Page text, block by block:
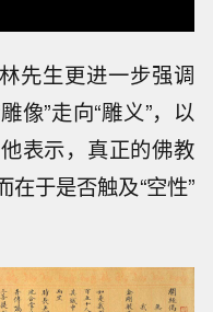
先生更进一步强调
像”走向“雕义”，以
表示，真正的佛教
于是否触及“空性”